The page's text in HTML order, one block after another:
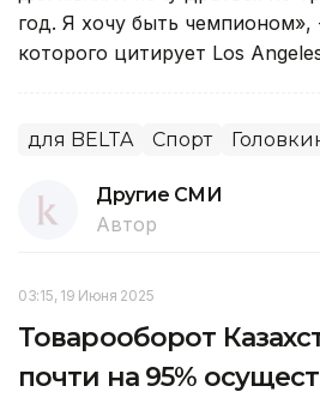
год. Я хочу быть чемпионом»,
которого цитирует Los
для BELTA Спорт
Другие СМИ
Автор
03:15, 19 Июня 2025
Товарооборот
почти на 95%